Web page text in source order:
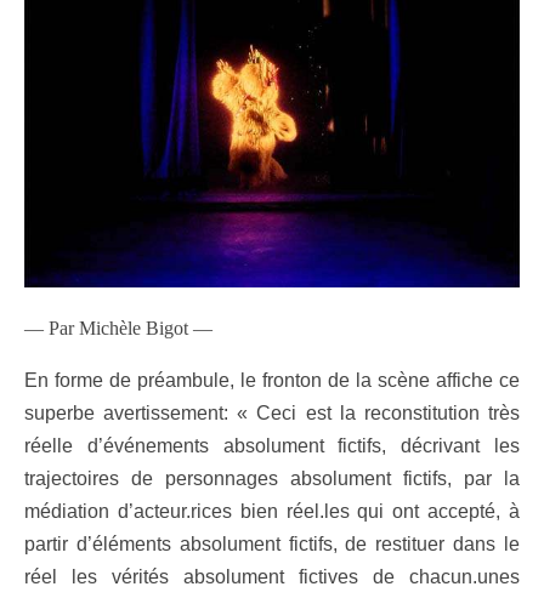
— Par Michèle Bigot —
En forme de préambule, le fronton de la scène affiche ce
superbe avertissement: « Ceci est la reconstitution très
réelle d’événements absolument fictifs, décrivant les
trajectoires de personnages absolument fictifs, par la
médiation d’acteur.rices bien réel.les qui ont accepté, à
partir d’éléments absolument fictifs, de restituer dans le
réel les vérités absolument fictives de chacun.unes